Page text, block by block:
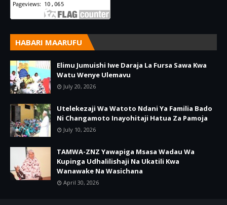
HABARI MAARUFU
Elimu Jumuishi Iwe Daraja La Fursa Sawa Kwa
Watu Wenye Ulemavu
July 20, 2026
Utelekezaji Wa Watoto Ndani Ya Familia Bado
Ni Changamoto Inayohitaji Hatua Za Pamoja
July 10, 2026
TAMWA-ZNZ Yawapiga Msasa Wadau Wa
Kupinga Udhalilishaji Na Ukatili Kwa
Wanawake Na Wasichana
April 30, 2026